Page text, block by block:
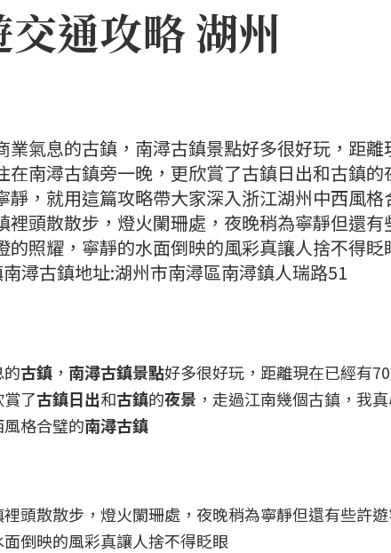
通攻略 湖州
氣息的古鎮，南潯古鎮景點好多很好玩，距
南潯古鎮旁一晚，更欣賞了古鎮日出和古鎮
，就用這篇攻略帶大家深入浙江湖州中西風
頭散散步，燈火闌珊處，夜晚稍為寧靜但還
的照耀，寧靜的水面倒映的風彩真讓人捨不得
古鎮地址:湖州市南潯區南潯鎮人瑞路51
古鎮 ， 南潯古鎮景點好多很好玩，距離現在已經有
了古鎮日出和古鎮的夜景 ，走過江南幾個古鎮，我
風格合璧的南潯古鎮
頭散散步，燈火闌珊處，夜晚稍為寧靜但還有些許
倒映的風彩真讓人捨不得眨眼